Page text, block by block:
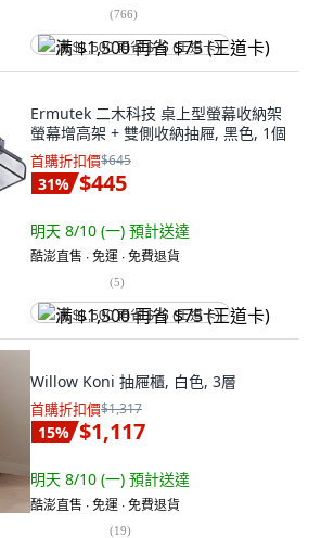
(766)
满 $1,500 再省 $75 (王道卡)
Ermutek 二木科技 桌上型螢幕收納架
螢幕增高架 + 雙側收納抽屜, 黑色, 1個
首購折扣價$645
31% $445
明天 8/10 (一) 預計送達
酷澎直售 ∙ 免運 ∙ 免費退貨
(5)
满 $1,500 再省 $75 (王道卡)
Willow Koni 抽屜櫃, 白色, 3層
首購折扣價$1,317
15% $1,117
明天 8/10 (一) 預計送達
酷澎直售 ∙ 免運 ∙ 免費退貨
(19)